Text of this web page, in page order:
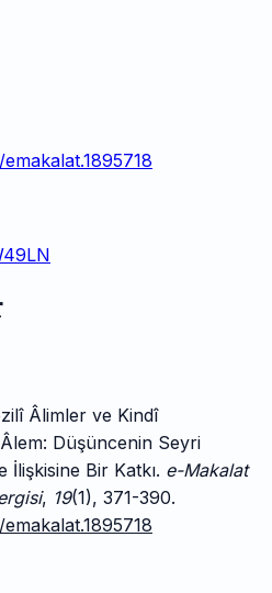
Âlimler ve Kindî
Düşüncenin Seyri
İlişkisine Bir Katkı. e-Makalat
, 19(1), 371-390.